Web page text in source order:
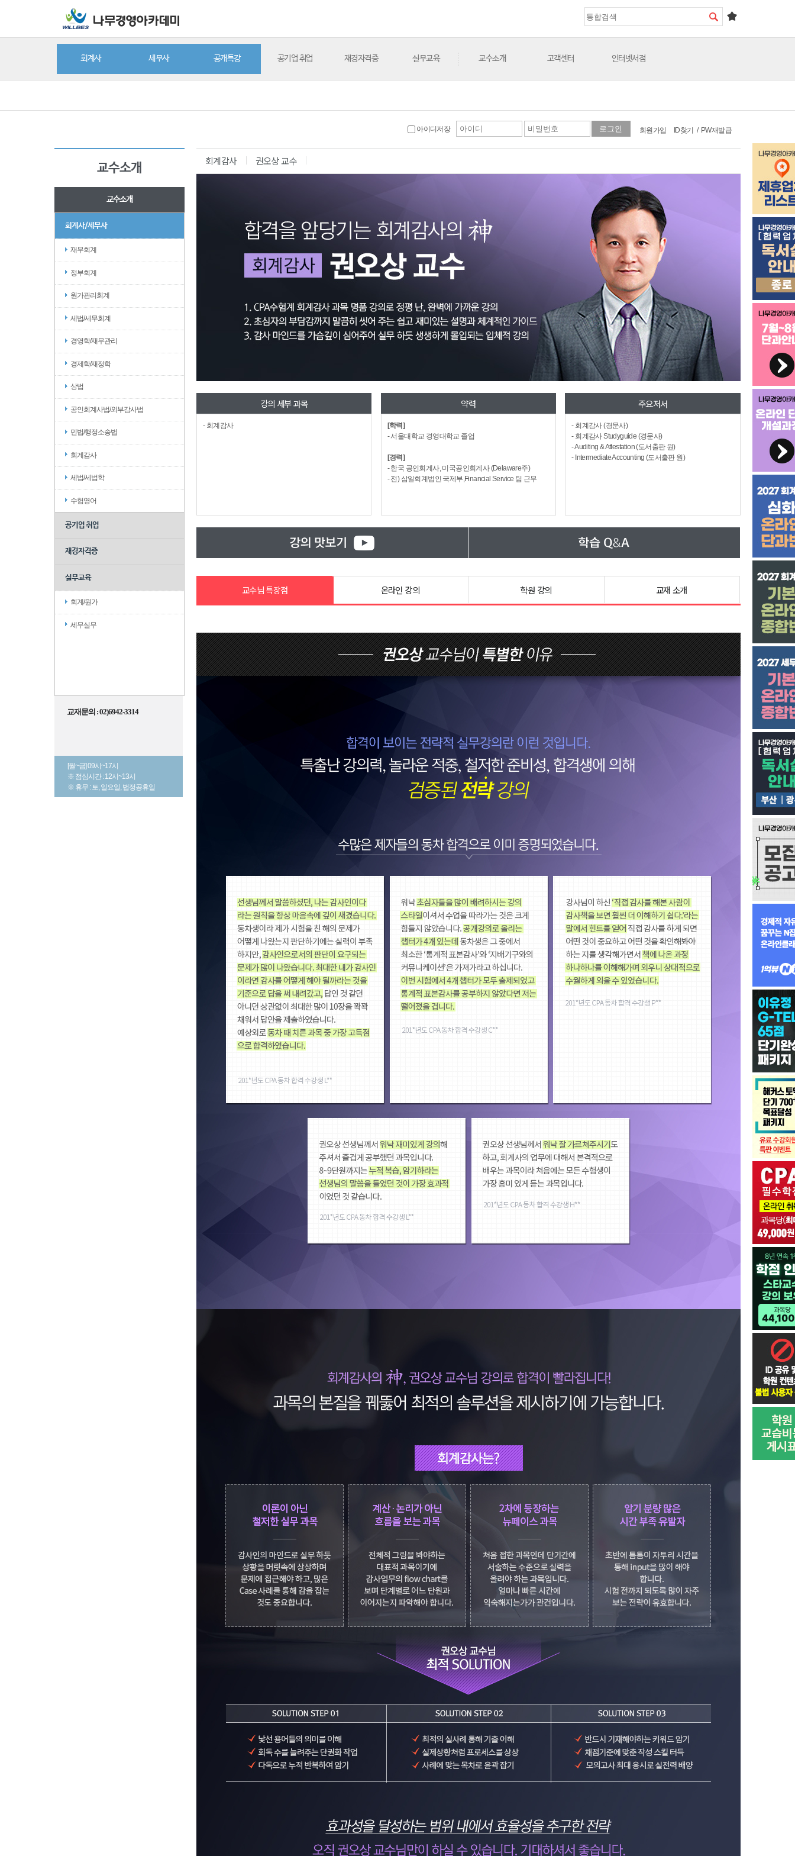
회계사 세무사 공개특강 공기업 취업 재경자격증 실무교육 교수소개 고객센터 인터넷서점
아이디저장 회원가입 ID찾기 / PW재발급
교수소개
교수소개
회계사/세무사
재무회계
정부회계
원가관리회계
세법/세무회계
경영학/재무관리
경제학/재정학
상법
공인회계사법/외부감사법
민법/행정소송법
회계감사
세법/세법학
수험영어
공기업 취업
재경자격증
실무교육
회계/원가
세무실무
교재문의 : 02)6942-3314
[월~금] 09시~17시
※ 점심시간 : 12시~13시
※ 휴무 : 토, 일요일, 법정공휴일
회계감사 권오상 교수
강의 세부 과목
- 회계감사
약력
[학력]
- 서울대학교 경영대학교 졸업
[경력]
- 한국 공인회계사, 미국공인회계사 (Delaware주)
- 전) 삼일회계법인 국제부,Financial Service 팀 근무
주요저서
- 회계감사 (경문사)
- 회계감사 Studyguide (경문사)
- Auditing & Attestation (도서출판 원)
- Intermediate Accounting (도서출판 원)
교수님 특장점 온라인 강의 학원 강의 교재 소개